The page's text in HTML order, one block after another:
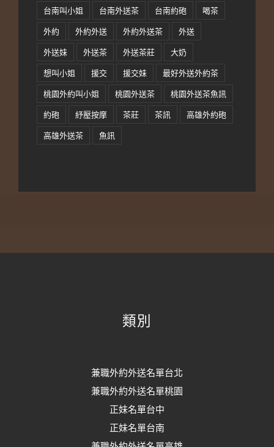
台南叫小姐
台南外送茶 台南約砲
喝茶
外約
外約外送 外約外送茶
外送
外送妹
外送茶 外送茶莊
大奶
想叫小姐
援交 援交妹
最好外送外約茶
桃園外約叫小姐
桃園外送茶
桃園外送茶魚訊
約砲
紓壓按摩 茶莊 茶訊
高雄外約砲
高雄外送茶
魚訊
類別
兼職外約外送名單台北
兼職外約外送名單桃園
正妹名單台中
正妹名單台南